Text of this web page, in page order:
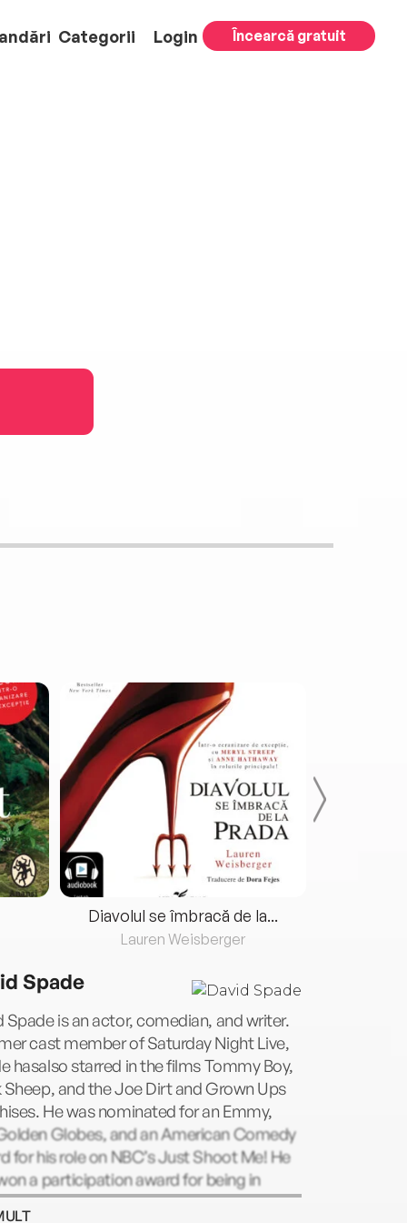
Categorii Login Încearcă gratuit
Diavolul se îmbracă de la...
Lauren Weisberger
Spade
Spade is an actor, comedian, and writer.
cast member of Saturday Night Live,
hasalso starred in the films Tommy Boy,
Sheep, and the Joe Dirt and Grown Ups
He was nominated for an Emmy,
Globes, and an American Comedy
for his role on NBC’s Just Shoot Me! He
a participation award for being in
That’s the one he’s most proud